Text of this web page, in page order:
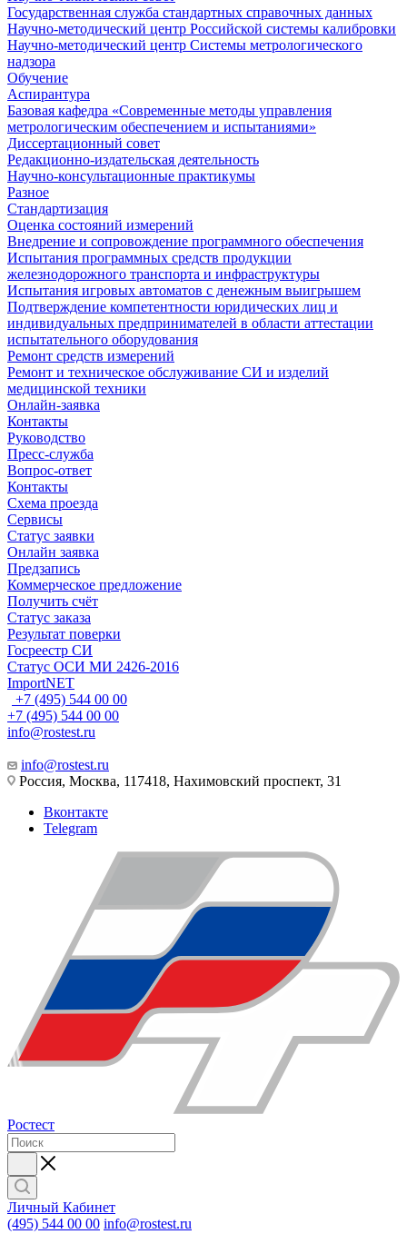
Государственная служба стандартных справочных данных
Научно-методический центр Российской системы калибровки
Научно-методический центр Системы метрологического
надзора
Обучение
Аспирантура
Базовая кафедра «Современные методы управления
метрологическим обеспечением и испытаниями»
Диссертационный совет
Редакционно-издательская деятельность
Научно-консультационные практикумы
Разное
Стандартизация
Оценка состояний измерений
Внедрение и сопровождение программного обеспечения
Испытания программных средств продукции
железнодорожного транспорта и инфраструктуры
Испытания игровых автоматов с денежным выигрышем
Подтверждение компетентности юридических лиц и
индивидуальных предпринимателей в области аттестации
испытательного оборудования
Ремонт средств измерений
Ремонт и техническое обслуживание СИ и изделий
медицинской техники
Онлайн-заявка
Контакты
Руководство
Пресс-служба
Вопрос-ответ
Контакты
Схема проезда
Сервисы
Статус заявки
Онлайн заявка
Предзапись
Коммерческое предложение
Получить счёт
Статус заказа
Результат поверки
Госреестр СИ
Статус ОСИ МИ 2426-2016
ImportNET
+7 (495) 544 00 00
+7 (495) 544 00 00
info@rostest.ru
info@rostest.ru
Россия, Москва, 117418, Нахимовский проспект, 31
Вконтакте
Telegram
Ростест
Личный Кабинет
(495) 544 00 00 info@rostest.ru